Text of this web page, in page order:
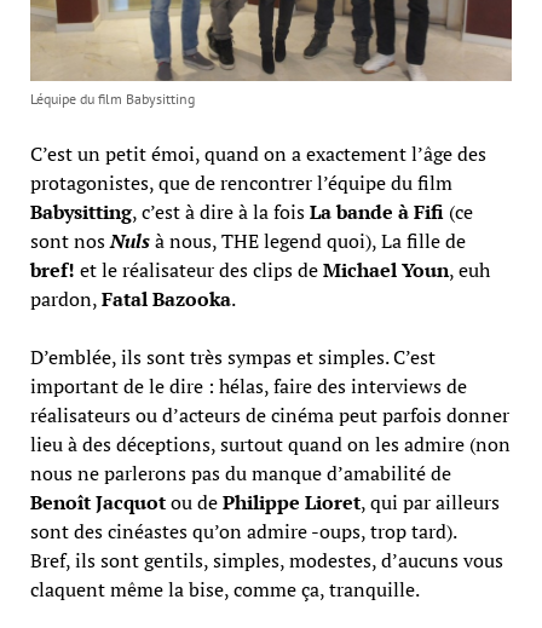
Léquipe du film Babysitting
C’est un petit émoi, quand on a exactement l’âge des
protagonistes, que de rencontrer l’équipe du film
Babysitting, c’est à dire à la foisLa bande à Fifi(ce
sont nosNulsà nous, THE legend quoi), La fille de
bref! et le réalisateur des clips deMichael Youn, euh
pardon,Fatal Bazooka.
D’emblée, ils sont très sympas et simples. C’est
important de le dire : hélas, faire des interviews de
réalisateurs ou d’acteurs de cinéma peut parfois donner
lieu à des déceptions, surtout quand on les admire (non
nous ne parlerons pas du manque d’amabilité de
Benoît Jacquotou dePhilippe Lioret, qui par ailleurs
sont des cinéastes qu’on admire -oups, trop tard).
Bref, ils sont gentils, simples, modestes, d’aucuns vous
claquent même la bise, comme ça, tranquille.